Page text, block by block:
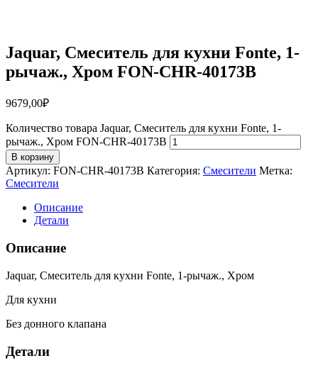
Jaquar, Смеситель для кухни Fonte, 1-
рычаж., Хром FON-CHR-40173B
9679,00₽
Количество товара Jaquar, Смеситель для кухни Fonte, 1-
рычаж., Хром FON-CHR-40173B
В корзину
Артикул: FON-CHR-40173B Категория: Смесители Метка:
Смесители
Описание
Детали
Описание
Jaquar, Смеситель для кухни Fonte, 1-рычаж., Хром
Для кухни
Без донного клапана
Детали